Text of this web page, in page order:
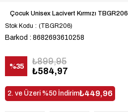
Çocuk Unisex Lacivert Kırmızı TBGR206
Stok Kodu
(TBGR206)
Barkod : 8682693610258
%35
İndirim
₺899,95
₺584,97
2. ve Üzeri %50 İndirim₺449,96